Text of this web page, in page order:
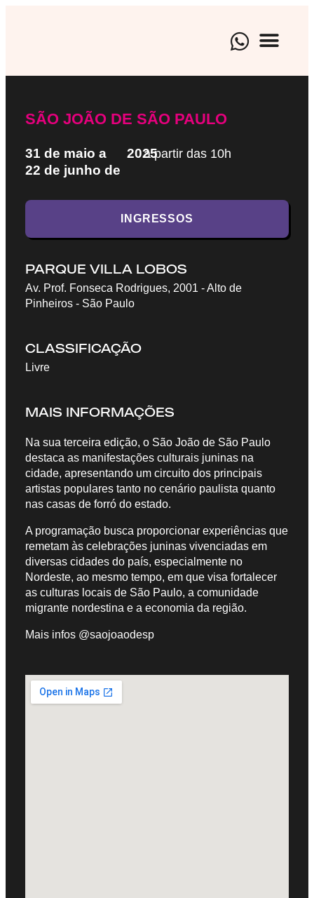
SÃO JOÃO DE SÃO PAULO
31 de maio a
22 de junho de
2025a partir das 10h
INGRESSOS
PARQUE VILLA LOBOS
Av. Prof. Fonseca Rodrigues, 2001 - Alto de
Pinheiros - São Paulo
CLASSIFICAÇÃO
Livre
MAIS INFORMAÇÕES
Na sua terceira edição, o São João de São Paulo
destaca as manifestações culturais juninas na
cidade, apresentando um circuito dos principais
artistas populares tanto no cenário paulista quanto
nas casas de forró do estado.
A programação busca proporcionar experiências que
remetam às celebrações juninas vivenciadas em
diversas cidades do país, especialmente no
Nordeste, ao mesmo tempo, em que visa fortalecer
as culturas locais de São Paulo, a comunidade
migrante nordestina e a economia da região.
Mais infos @saojoaodesp